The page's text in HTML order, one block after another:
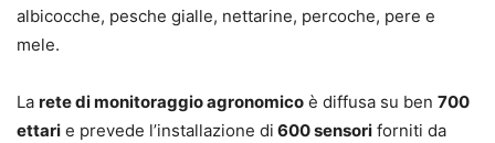
albicocche, pesche gialle, nettarine, percoche, pere e
mele.
La rete di monitoraggio agronomico è diffusa su ben 700
ettari e prevede l’installazione di 600 sensori forniti da